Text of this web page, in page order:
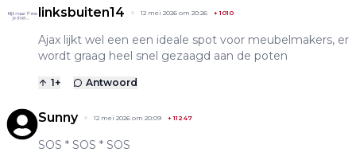
linksbuiten14 12 mei 2026 om 20:26 +1010
Ajax lijkt wel een een ideale spot voor meubelmakers, er
wordt graag heel snel gezaagd aan de poten
1+ Antwoord
Sunny 12 mei 2026 om 20:09 +11247
SOS * SOS * SOS